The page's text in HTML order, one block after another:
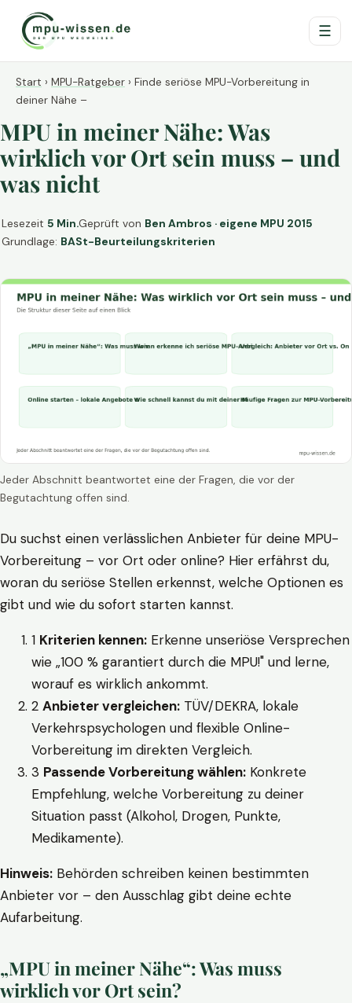
☰
Start › MPU-Ratgeber › Finde seriöse MPU-Vorbereitung in
deiner Nähe –
MPU in meiner Nähe: Was
wirklich vor Ort sein muss – und
was nicht
Lesezeit 5 Min.Geprüft von Ben Ambros · eigene MPU 2015
Grundlage: BASt-Beurteilungskriterien
Jeder Abschnitt beantwortet eine der Fragen, die vor der
Begutachtung offen sind.
Du suchst einen verlässlichen Anbieter für deine MPU-
Vorbereitung – vor Ort oder online? Hier erfährst du,
woran du seriöse Stellen erkennst, welche Optionen es
gibt und wie du sofort starten kannst.
1 Kriterien kennen: Erkenne unseriöse Versprechen
wie „100 % garantiert durch die MPU!" und lerne,
worauf es wirklich ankommt.
2 Anbieter vergleichen: TÜV/DEKRA, lokale
Verkehrspsychologen und flexible Online-
Vorbereitung im direkten Vergleich.
3 Passende Vorbereitung wählen: Konkrete
Empfehlung, welche Vorbereitung zu deiner
Situation passt (Alkohol, Drogen, Punkte,
Medikamente).
Hinweis: Behörden schreiben keinen bestimmten
Anbieter vor – den Ausschlag gibt deine echte
Aufarbeitung.
„MPU in meiner Nähe“: Was muss
wirklich vor Ort sein?